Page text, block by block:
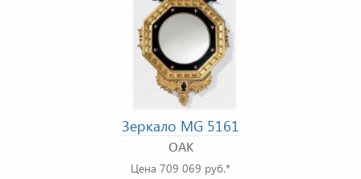
Зеркало MG 5161
OAK
Цена 709 069 руб.*